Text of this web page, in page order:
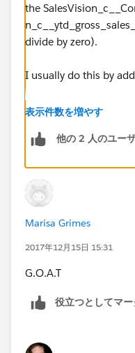
the
divide by zero).
I usually do this by
)
表示件数を増やす
他の 2 人のユー
Marisa Grimes
2017年12月15日 15:31
G.O.A.T
役立つとしてマー